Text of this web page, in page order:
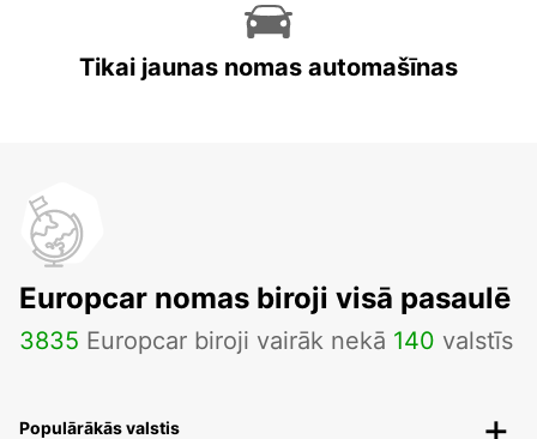
Tikai jaunas nomas automašīnas
Europcar nomas biroji visā pasaulē
3835 Europcar biroji vairāk nekā 140 valstīs
Populārākās valstis